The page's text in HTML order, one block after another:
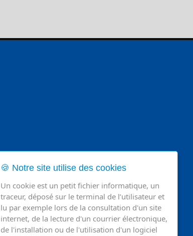
🍪 Notre site utilise des cookies
Un cookie est un petit fichier informatique, un
traceur, déposé sur le terminal de l’utilisateur et
lu par exemple lors de la consultation d'un site
internet, de la lecture d'un courrier électronique,
de l'installation ou de l'utilisation d'un logiciel